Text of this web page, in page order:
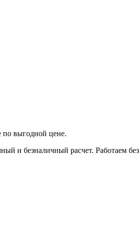
выгодной цене.
и безналичный расчет. Работаем